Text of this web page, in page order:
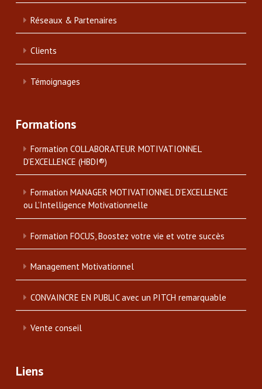
Réseaux & Partenaires
Clients
Témoignages
Formations
Formation COLLABORATEUR MOTIVATIONNEL
D’EXCELLENCE (HBDI®)
Formation MANAGER MOTIVATIONNEL D’EXCELLENCE
ou L’Intelligence Motivationnelle
Formation FOCUS, Boostez votre vie et votre succès
Management Motivationnel
CONVAINCRE EN PUBLIC avec un PITCH remarquable
Vente conseil
Liens